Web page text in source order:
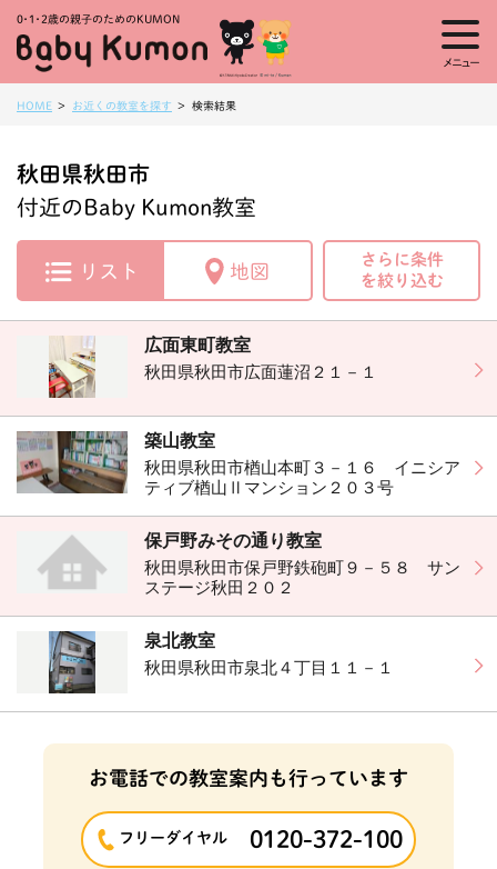
0・1・ 2歳の親子のためのKUMON
メニュー
HOME お近くの教室を探す 検索結果
秋田県秋田市
付近のBaby Kumon教室
リスト 地図
さらに条件
を絞り込む
広面東町教室
秋田県秋田市広面蓮沼２１－１
築山教室
秋田県秋田市楢山本町３－１６ イニシア
ティブ楢山Ⅱマンション２０３号
保戸野みその通り教室
秋田県秋田市保戸野鉄砲町９－５８ サン
ステージ秋田２０２
泉北教室
秋田県秋田市泉北４丁目１１－１
お電話での教室案内も行っています
フリーダイヤル 0120-372-100